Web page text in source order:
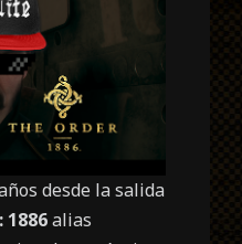
desde la salida
1886alias